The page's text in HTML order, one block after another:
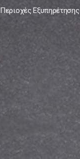
Περιοχές Εξυπηρέτησης